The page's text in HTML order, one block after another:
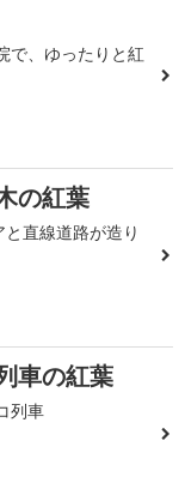
で、ゆったりと紅
の紅葉
直線道路が造り
車の紅葉
列車